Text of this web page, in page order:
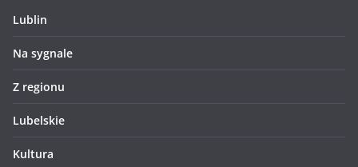
Lublin
Na sygnale
Z regionu
Lubelskie
Kultura